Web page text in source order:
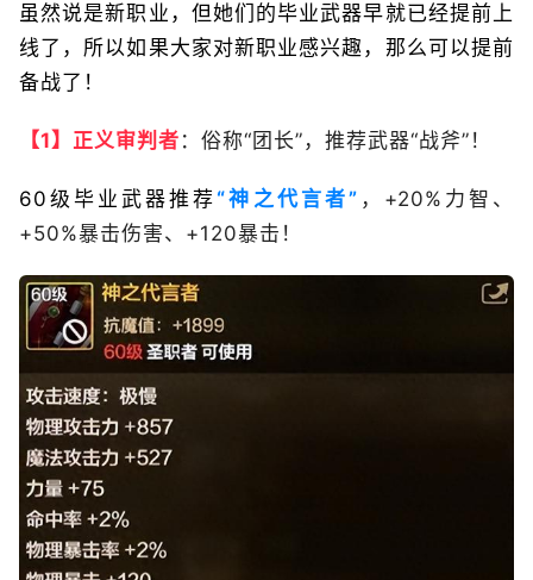
虽然说是新职业，但她们的毕业武器早就已经提前上
线了，所以如果大家对新职业感兴趣，那么可以提前
备战了！
【1】正义审判者 ：俗称“团长”，推荐武器“战斧”！
60级毕业武器推荐 “神之代言者” ，+20%力智、
+50%暴击伤害、+120暴击！